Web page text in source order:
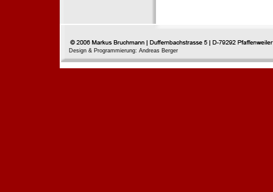
Design & Programmierung: Andreas Berger